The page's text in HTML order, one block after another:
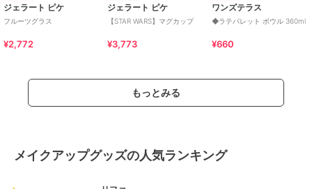
ジェラート ピケ
フルーツグラス
¥2,772
ジェラート ピケ
【STAR WARS】マグカップ
¥3,773
ワンズテラス
◆ラテパレット ボウル 360ml
¥660
もっとみる
メイクアップグッズの人気ランキング